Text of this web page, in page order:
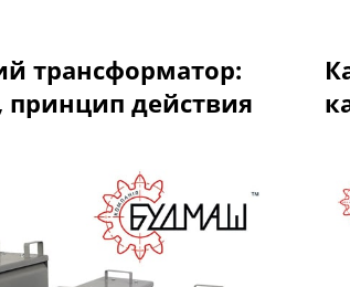
трансформатор:
принцип действия